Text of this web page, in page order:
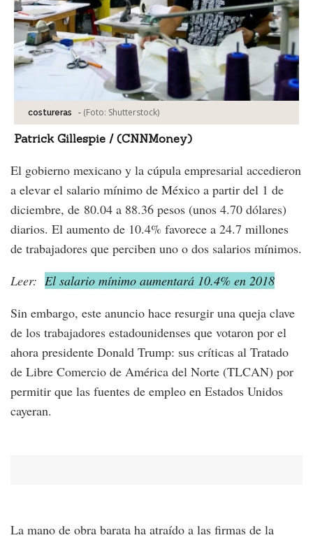
costureras - (Foto: Shutterstock)
Patrick Gillespie / (CNNMoney)
El gobierno mexicano y la cúpula empresarial accedieron
a elevar el salario mínimo de México a partir del 1 de
diciembre, de 80.04 a 88.36 pesos (unos 4.70 dólares)
diarios. El aumento de 10.4% favorece a 24.7 millones
de trabajadores que perciben uno o dos salarios mínimos.
Leer: El salario mínimo aumentará 10.4% en 2018
Sin embargo, este anuncio hace resurgir una queja clave
de los trabajadores estadounidenses que votaron por el
ahora presidente Donald Trump: sus críticas al Tratado
de Libre Comercio de América del Norte (TLCAN) por
permitir que las fuentes de empleo en Estados Unidos
cayeran.
La mano de obra barata ha atraído a las firmas de la